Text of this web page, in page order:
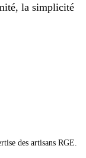
la simplicité
des artisans RGE.